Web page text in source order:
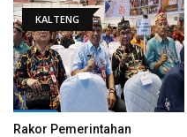
KALTENG
Rakor Pemerintahan